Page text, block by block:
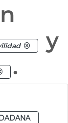
y
.